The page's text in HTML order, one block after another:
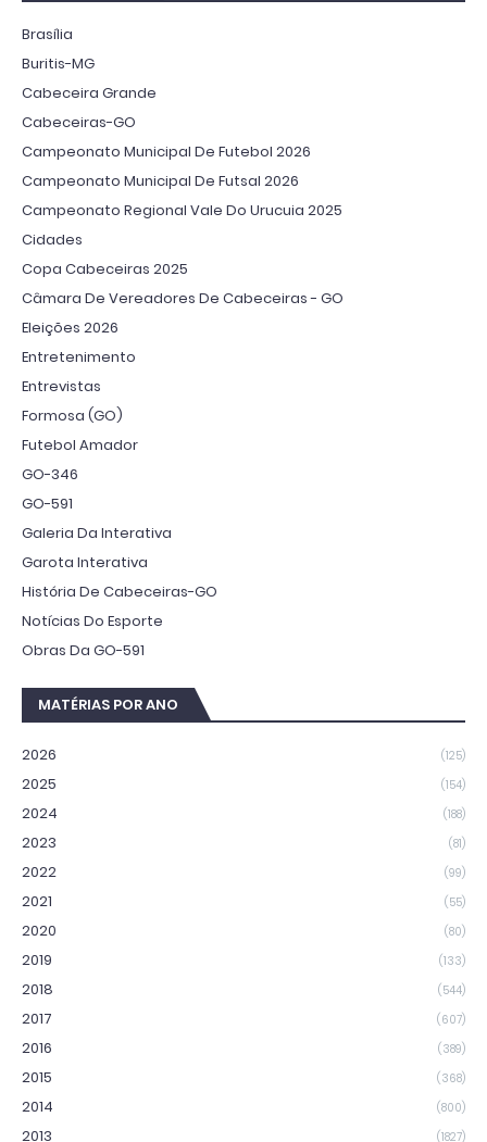
Brasília
Buritis-MG
Cabeceira Grande
Cabeceiras-GO
Campeonato Municipal De Futebol 2026
Campeonato Municipal De Futsal 2026
Campeonato Regional Vale Do Urucuia 2025
Cidades
Copa Cabeceiras 2025
Câmara De Vereadores De Cabeceiras - GO
Eleições 2026
Entretenimento
Entrevistas
Formosa (GO)
Futebol Amador
GO-346
GO-591
Galeria Da Interativa
Garota Interativa
História De Cabeceiras-GO
Notícias Do Esporte
Obras Da GO-591
MATÉRIAS POR ANO
2026 (125)
2025 (154)
2024 (188)
2023 (81)
2022 (99)
2021 (55)
2020 (80)
2019 (133)
2018 (544)
2017 (607)
2016 (389)
2015 (368)
2014 (800)
2013 (1827)